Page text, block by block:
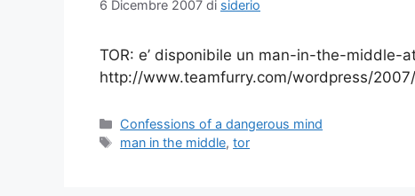
6 Dicembre 2007 di siderio
TOR: e’ disponibile un man-in-the-middle-
http://www.teamfurry.com/wordpress/
Categorie
Confessions of a dangerous mind
Tag
man in the middle,tor